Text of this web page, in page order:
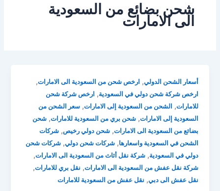
شحن بضائع من السعودية
الى الامارات
أسعار الشحن الدولي, ارخص شحن من السعودية الى الامارات,
ارخص شركة شحن دولي في السعودية, ارخص شركة شحن
للامارات, الشحن من السعودية إلى الامارات,سعر الشحن من
السعودية إلى الامارات,شحن بري من السعودية للامارات,شحن
بضائع من السعودية الى الامارات,شحن دولي رخيص,شركات
الشحن في السعودية واسعارها,شركات شحن دولي,شركات شحن
دولي في السعودية,شركة نقل أثاث من السعودية الى الامارات,
شركة نقل عفش من السعودية الى الامارات, نقل بري للامارات,
نقل عفش الى دبي, نقل عفش من السعودية للامارات